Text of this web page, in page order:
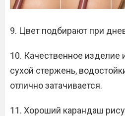
9. Цвет подбирают при
10. Качественное изделие
сухой стержень,
отлично затачивается.
11. Хороший карандаш